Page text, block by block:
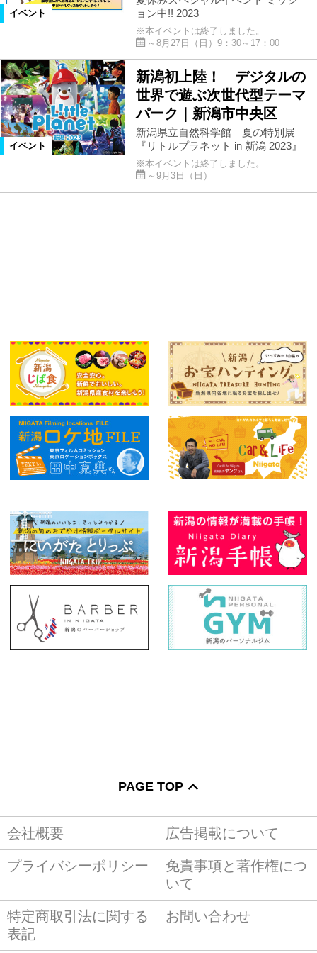
イベント
ョン中!! 2023
※本イベントは終了しました。
～8月27日（日）9：30～17：00
イベント
新潟初上陸！ デジタルの
世界で遊ぶ次世代型テーマ
パーク｜新潟市中央区
新潟県立自然科学館 夏の特別展
『リトルプラネット in 新潟 2023』
※本イベントは終了しました。
～9月3日（日）
PAGE TOP
会社概要 広告掲載について
プライバシーポリシー
免責事項と著作権につ
いて
特定商取引法に関する
表記
お問い合わせ